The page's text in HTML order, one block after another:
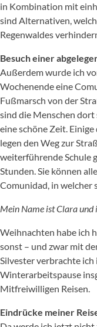
in Kombination mit
sind Alternativen,
Regenwaldes
Besuch einer
Außerdem wurde ich
Wochenende eine
Fußmarsch von der
sind die Menschen
eine schöne Zeit.
legen den Weg zur
weiterführende Schule
Stunden. Sie können
Comunidad, in welcher
Mein Name ist Clara und
Weihnachten habe ich
sonst – und zwar mit
Silvester verbrachte
Winterarbeitspause
Mitfreiwilligen Reisen.
Eindrücke meiner